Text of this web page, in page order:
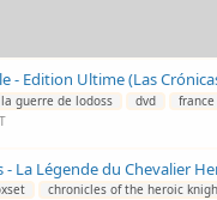
- Edition Ultime (Las
guerre de lodoss dvd france
La Légende du Chevalier
chronicles of the heroic